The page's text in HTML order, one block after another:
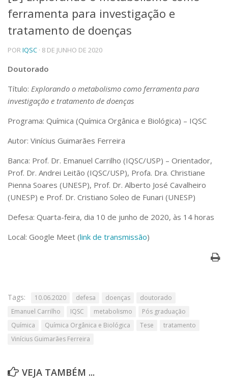
Telefones e Mapas
Pessoas
Ensino
Graduação
Educação a distância
Pesquisa e Inovação
Centros, Núcleos e Projetos em Rede
Iniciação Científica
Transferência de Tecnologia
Empresas Juniores
Extensão à Comunidade
Projetos, Programas e Cursos
Museus e Espaços Interativos
Serviços
Assessorias e Mídias
Aplicativos e Sites
Jornal da USP
ferramenta para investigação e
tratamento de doenças
PORIQSC · 8 DE JUNHO DE 2020
Doutorado
Título: Explorando o metabolismo como ferramenta para
investigação e tratamento de doenças
Programa: Química (Química Orgânica e Biológica) – IQSC
Autor: Vinícius Guimarães Ferreira
Banca: Prof. Dr. Emanuel Carrilho (IQSC/USP) – Orientador,
Prof. Dr. Andrei Leitão (IQSC/USP), Profa. Dra. Christiane
Pienna Soares (UNESP), Prof. Dr. Alberto José Cavalheiro
(UNESP) e Prof. Dr. Cristiano Soleo de Funari (UNESP)
Defesa: Quarta-feira, dia 10 de junho de 2020, às 14 horas
Local: Google Meet (link de transmissão)
Tags: 10.06.2020 defesa doenças
doutorado
Emanuel Carrilho
IQSC metabolismo
Pós graduação
Química
Química Orgânica e Biológica Tese
tratamento
Vinícius Guimarães Ferreira
VEJA TAMBÉM ...